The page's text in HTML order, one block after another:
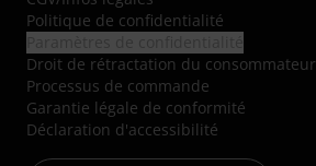
Politique de confidentialité
Droit de rétractation du consommateur
Processus de commande
Garantie légale de conformité
Déclaration d'accessibilité